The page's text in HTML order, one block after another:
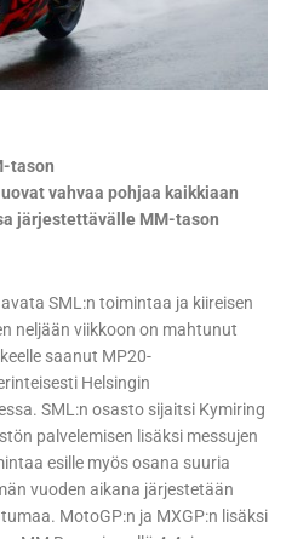
tason
vahvaa pohjaa kaikkiaan
järjestettävälle MM-tason
SML:n toimintaa ja kiireisen
neljään viikkoon on mahtunut
saanut MP20-
Helsingin
SML:n osasto sijaitsi Kymiring
palvelemisen lisäksi messujen
esille myös osana suuria
vuoden aikana järjestetään
MotoGP:n ja MXGP:n lisäksi